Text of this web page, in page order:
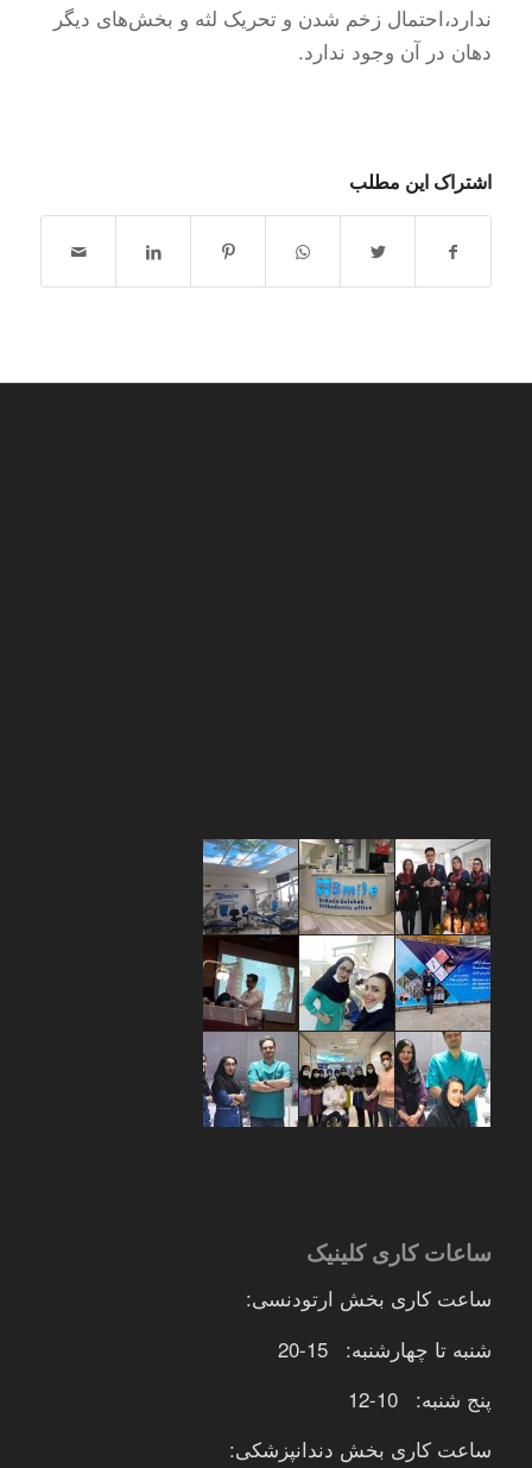
ندارد،احتمال زخم شدن و تحریک لثه و بخش‌های دیگر
دهان در آن‌ وجود ندارد.
اشتراک این مطلب
ساعات کاری کلینیک
ساعت کاری بخش ارتودنسی:
شنبه تا چهارشنبه: 15-20
پنج شنبه: 10-12
ساعت کاری بخش دندانپزشکی: